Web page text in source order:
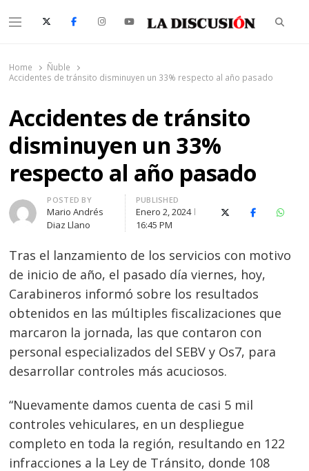
Menu
Home
Ñuble
Accidentes de tránsito disminuyen un 33% respecto al año pasado
Accidentes de tránsito
disminuyen un 33%
respecto al año pasado
Author
POSTED BY
Mario Andrés
Diaz Llano
PUBLISHED
Enero 2, 2024
16:45 PM
X (Twitter)Facebook
Tras el lanzamiento de los servicios con motivo
de inicio de año, el pasado día viernes, hoy,
Carabineros informó sobre los resultados
obtenidos en las múltiples fiscalizaciones que
marcaron la jornada, las que contaron con
personal especializados del SEBV y Os7, para
desarrollar controles más acuciosos.
“Nuevamente damos cuenta de casi 5 mil
controles vehiculares, en un despliegue
completo en toda la región, resultando en 122
infracciones a la Ley de Tránsito, donde 108